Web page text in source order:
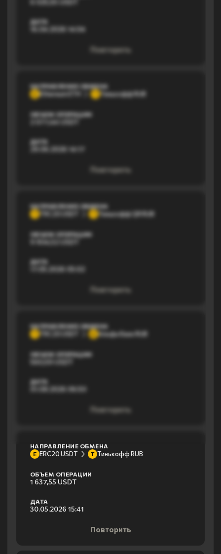
ДАТА
16.04.2026 14:04
Повторить
НАПРАВЛЕНИЕ ОБМЕНА
Ethereum ETH Тинькофф RUB
ОБЪЕМ ОПЕРАЦИИ
2 077,44 USDT
ДАТА
29.06.2026 14:17
Повторить
НАПРАВЛЕНИЕ ОБМЕНА
T
Тинькофф QR RUB
ОБЪЕМ ОПЕРАЦИИ
ДАТА
17.05.2026 05:02
Повторить
НАПРАВЛЕНИЕ ОБМЕНА
T
Альфа банк RUB
ОБЪЕМ ОПЕРАЦИИ
ДАТА
01.08.2026 06:50
Повторить
НАПРАВЛЕНИЕ ОБМЕНА
E ERC20 USDT Т Тинькофф RUB
ОБЪЕМ ОПЕРАЦИИ
1 637,55 USDT
ДАТА
30.05.2026 15:41
Повторить